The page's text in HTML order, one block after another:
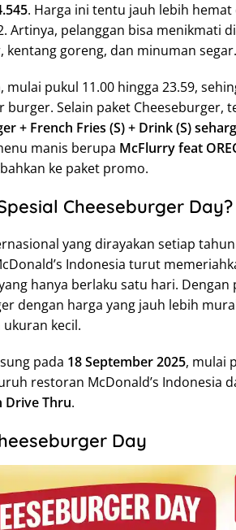
. Harga ini tentu jauh lebih
Artinya, pelanggan bisa menikmati
goreng, dan minuman segar.
, mulai pukul 11.00 hingga 23.59,
Selain paket Cheeseburger,
+ French Fries (S) + Drink (S)
manis berupa McFlurry feat
ke paket promo.
Cheeseburger Day?
yang dirayakan setiap
Indonesia turut
hanya berlaku satu hari. Dengan
dengan harga yang jauh lebih
kecil.
pada 18 September 2025, mulai
restoran McDonald’s Indonesia
Drive Thru.
Day